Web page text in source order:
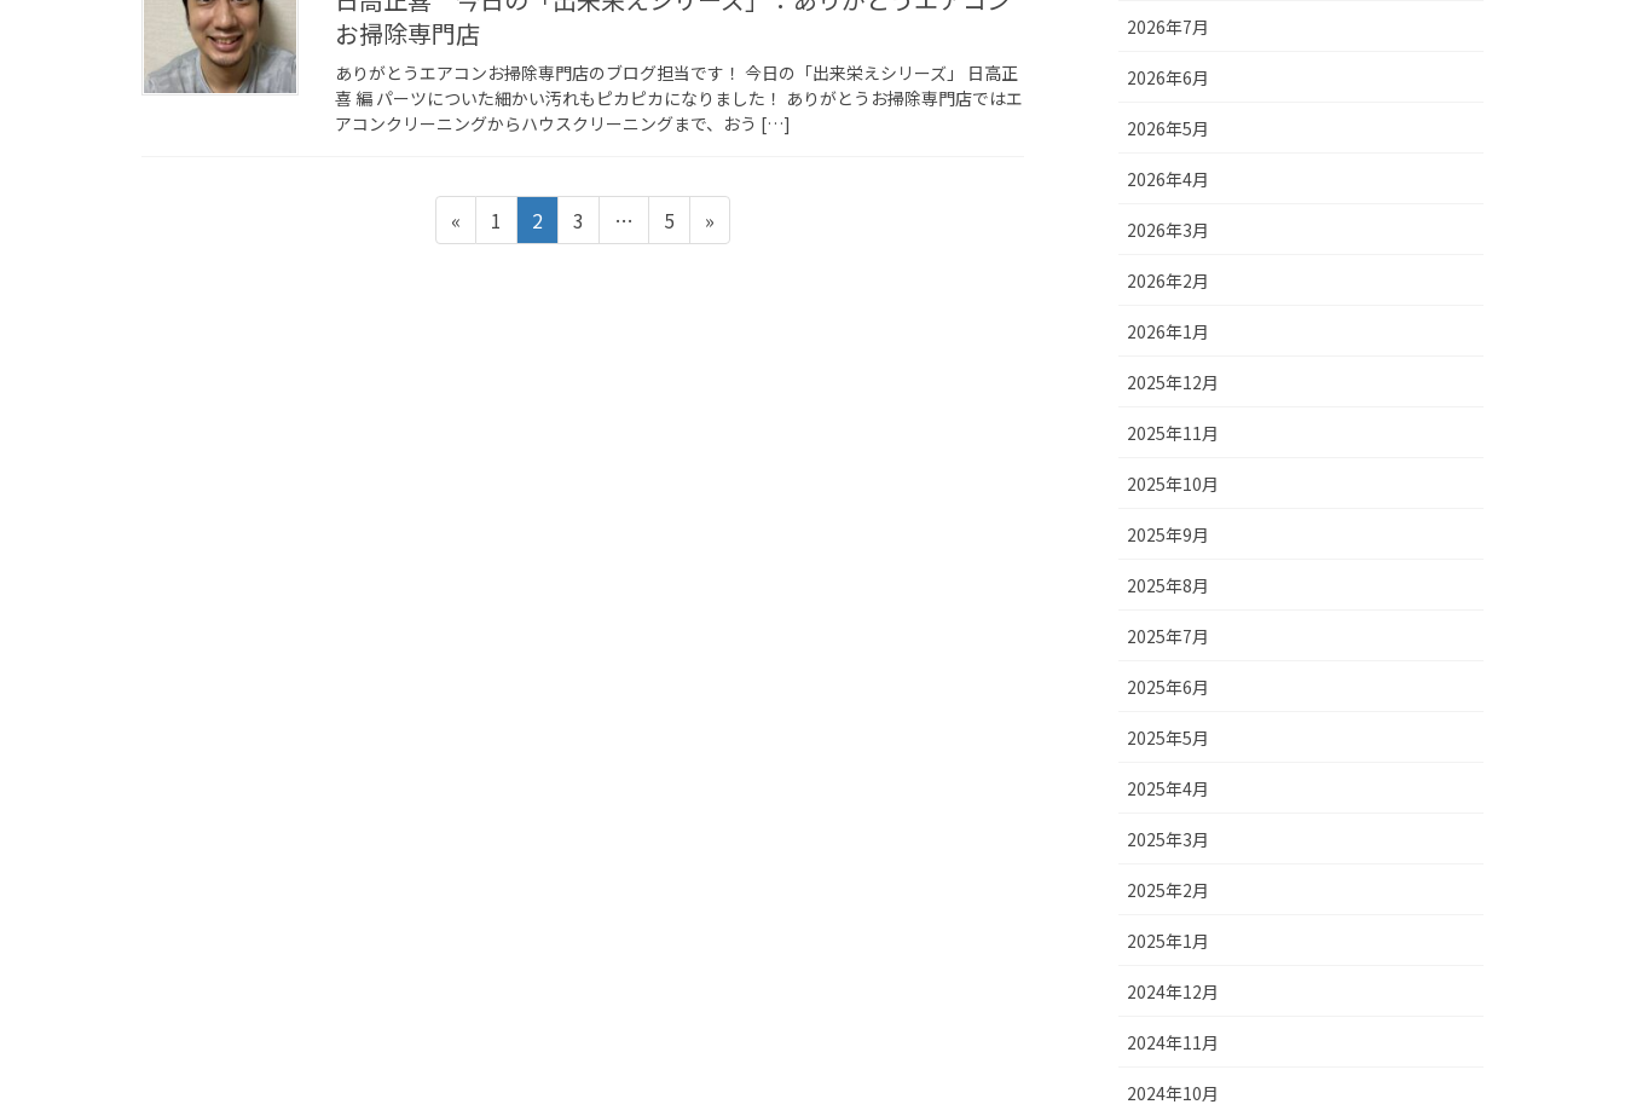
お掃除専門店
ありがとうエアコンお掃除専門店のブログ担当です！ 今日の「出来栄えシリーズ」 日高正
喜 編 パーツについた細かい汚れもピカピカになりました！ ありがとうお掃除専門店ではエ
アコンクリーニングからハウスクリーニングまで、おう […]
«
ペ
ー
1
ペ
ー
2
ペ
ー
3 …
ペ
ー
5 »
2026年7月
2026年6月
2026年5月
2026年4月
2026年3月
2026年2月
2026年1月
2025年12月
2025年11月
2025年10月
2025年9月
2025年8月
2025年7月
2025年6月
2025年5月
2025年4月
2025年3月
2025年2月
2025年1月
2024年12月
2024年11月
2024年10月